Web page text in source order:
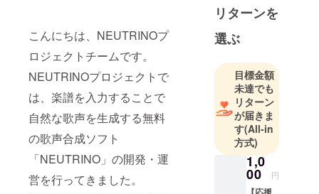
こんにちは、NEUTRINOプ
ロジェクトチームです。
NEUTRINOプロジェクトで
は、楽譜を入力することで
自然な歌声を生成する無料
の歌声合成ソフト
「NEUTRINO」の開発・運
営を行ってきました。
・運営方針
NEUTRINO
プロジェク
針は、クリ
エイターに
負担をかけ
ず、誰もが
自由に創作
できる環境
を提供する
ことです。
リターンを
選ぶ
目標金額
未達でも
リターン
が届きま
す(All-in
方式)
1,0
00 円